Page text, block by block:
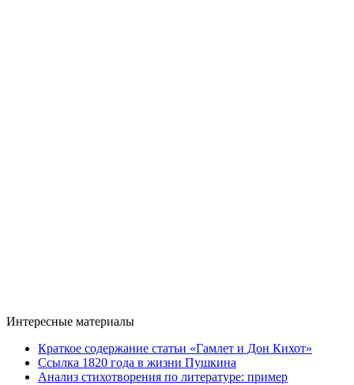
Интересные материалы
Краткое содержание статьи «Гамлет и Дон Кихот»
Ссылка 1820 года в жизни Пушкина
Анализ стихотворения по литературе: пример